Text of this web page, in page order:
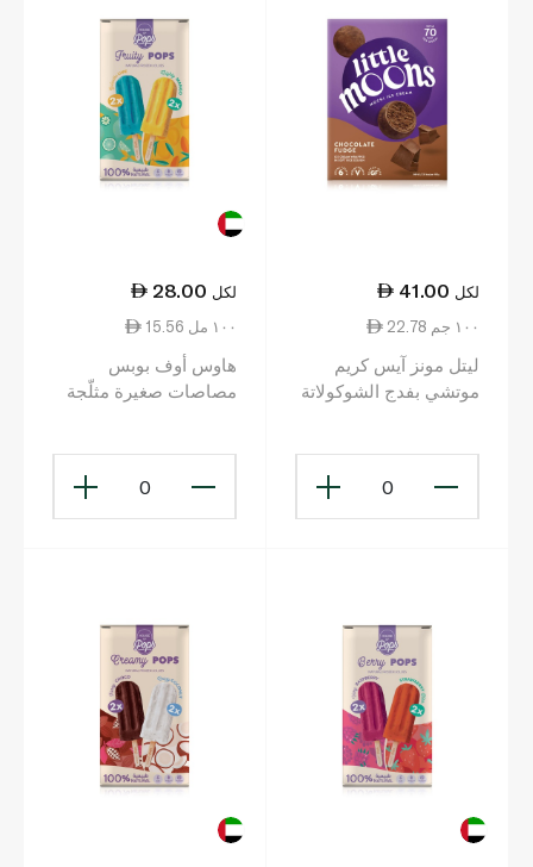
41.00 لكل
22.78 ١٠٠ جم
ليتل مونز آيس كريم
موتشي بفدج الشوكولاتة
0
28.00 لكل
15.56 ١٠٠ مل
هاوس أوف بوبس
مصاصات صغيرة مثلّجة
0